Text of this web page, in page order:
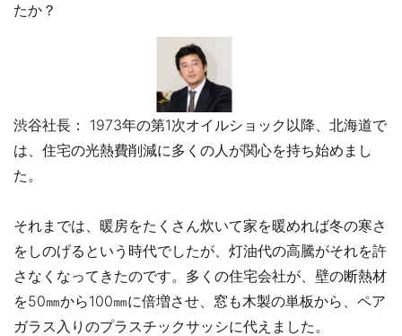
たか？
渋谷社長： 1973年の第1次オイルショック以降、北海道で
は、住宅の光熱費削減に多くの人が関心を持ち始めまし
た。
それまでは、暖房をたくさん炊いて家を暖めれば冬の寒さ
をしのげるという時代でしたが、灯油代の高騰がそれを許
さなくなってきたのです。多くの住宅会社が、壁の断熱材
を50㎜から100㎜に倍増させ、窓も木製の単板から、ペア
ガラス入りのプラスチックサッシに代えました。